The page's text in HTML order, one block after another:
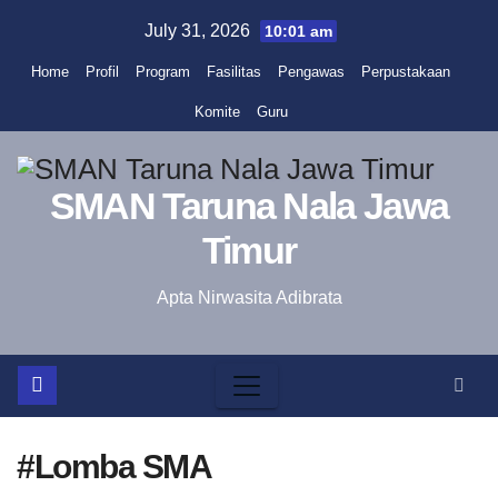
content
July 31, 2026 10:01 am
Home Profil Program Fasilitas Pengawas Perpustakaan
Komite Guru
SMAN Taruna Nala Jawa
Timur
Apta Nirwasita Adibrata
#Lomba SMA